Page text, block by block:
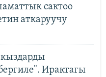
сактоо
аткаруучу
Ирактагы